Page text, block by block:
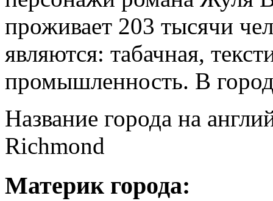
проживает 203 тысячи
являются: табачная,
промышленность. В
Название города на
Richmond
Материк города: